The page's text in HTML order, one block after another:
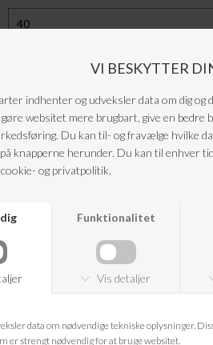
Elegante bukser med hægtelukning,
krydsdetalje foran. Den luksuriøse uldblanding
Pasform:Regular
farve:
42% uld, 41% genanvendt polyester,
57% acetat, 43% viskose
Vaskeanvisning:
Må ikke vaskes, må ikke